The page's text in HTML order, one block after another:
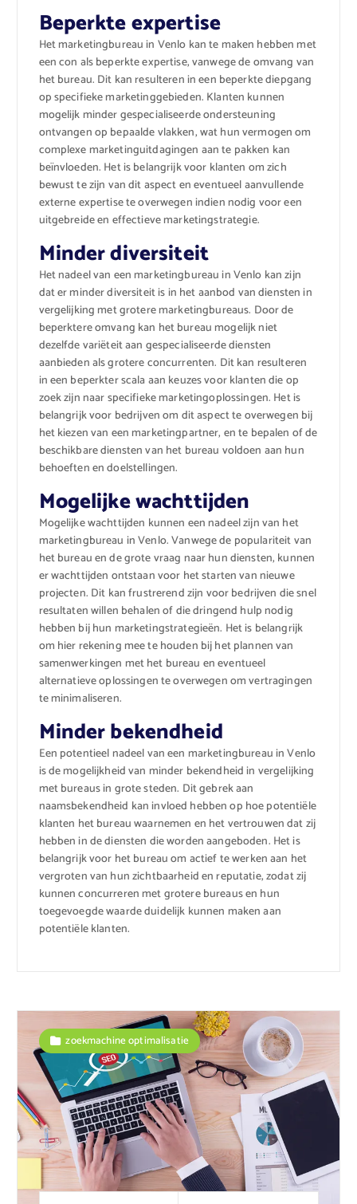
Beperkte expertise
Het marketingbureau in Venlo kan te maken hebben met
een con als beperkte expertise, vanwege de omvang van
het bureau. Dit kan resulteren in een beperkte diepgang
op specifieke marketinggebieden. Klanten kunnen
mogelijk minder gespecialiseerde ondersteuning
ontvangen op bepaalde vlakken, wat hun vermogen om
complexe marketinguitdagingen aan te pakken kan
beïnvloeden. Het is belangrijk voor klanten om zich
bewust te zijn van dit aspect en eventueel aanvullende
externe expertise te overwegen indien nodig voor een
uitgebreide en effectieve marketingstrategie.
Minder diversiteit
Het nadeel van een marketingbureau in Venlo kan zijn
dat er minder diversiteit is in het aanbod van diensten in
vergelijking met grotere marketingbureaus. Door de
beperktere omvang kan het bureau mogelijk niet
dezelfde variëteit aan gespecialiseerde diensten
aanbieden als grotere concurrenten. Dit kan resulteren
in een beperkter scala aan keuzes voor klanten die op
zoek zijn naar specifieke marketingoplossingen. Het is
belangrijk voor bedrijven om dit aspect te overwegen bij
het kiezen van een marketingpartner, en te bepalen of de
beschikbare diensten van het bureau voldoen aan hun
behoeften en doelstellingen.
Mogelijke wachttijden
Mogelijke wachttijden kunnen een nadeel zijn van het
marketingbureau in Venlo. Vanwege de populariteit van
het bureau en de grote vraag naar hun diensten, kunnen
er wachttijden ontstaan voor het starten van nieuwe
projecten. Dit kan frustrerend zijn voor bedrijven die snel
resultaten willen behalen of die dringend hulp nodig
hebben bij hun marketingstrategieën. Het is belangrijk
om hier rekening mee te houden bij het plannen van
samenwerkingen met het bureau en eventueel
alternatieve oplossingen te overwegen om vertragingen
te minimaliseren.
Minder bekendheid
Een potentieel nadeel van een marketingbureau in Venlo
is de mogelijkheid van minder bekendheid in vergelijking
met bureaus in grote steden. Dit gebrek aan
naamsbekendheid kan invloed hebben op hoe potentiële
klanten het bureau waarnemen en het vertrouwen dat zij
hebben in de diensten die worden aangeboden. Het is
belangrijk voor het bureau om actief te werken aan het
vergroten van hun zichtbaarheid en reputatie, zodat zij
kunnen concurreren met grotere bureaus en hun
toegevoegde waarde duidelijk kunnen maken aan
potentiële klanten.
zoekmachine optimalisatie